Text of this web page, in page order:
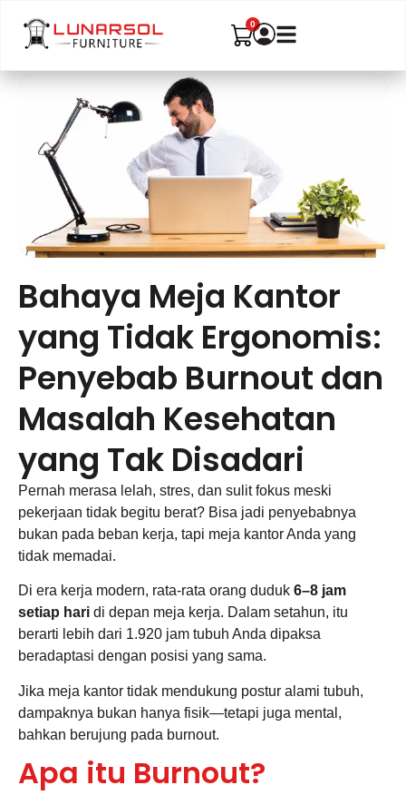
Bahaya Meja Kantor
yang Tidak Ergonomis:
Penyebab Burnout dan
Masalah Kesehatan
yang Tak Disadari
Pernah merasa lelah, stres, dan sulit fokus meski
pekerjaan tidak begitu berat? Bisa jadi penyebabnya
bukan pada beban kerja, tapi meja kantor Anda yang
tidak memadai.
Di era kerja modern, rata-rata orang duduk 6–8 jam
setiap hari di depan meja kerja. Dalam setahun, itu
berarti lebih dari 1.920 jam tubuh Anda dipaksa
beradaptasi dengan posisi yang sama.
Jika meja kantor tidak mendukung postur alami tubuh,
dampaknya bukan hanya fisik—tetapi juga mental,
bahkan berujung pada burnout.
Apa itu Burnout?